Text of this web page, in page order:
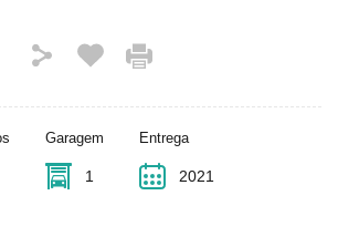
Garagem
1
Entrega
2021